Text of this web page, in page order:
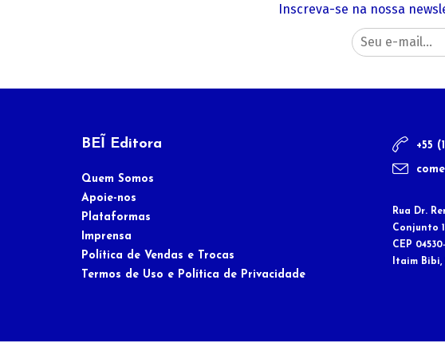
Inscreva-se na nossa
BEĨ Editora
Quem Somos
Apoie-nos
Plataformas
Imprensa
Política de Vendas e Trocas
Termos de Uso e Política de Privacidade
+55
Rua Dr.
Conjunto
CEP 04530-
Itaim Bibi,